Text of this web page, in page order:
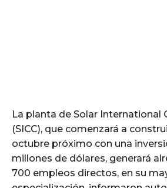
La planta de Solar International
(SICC), que comenzará a
octubre próximo con una
millones de dólares, generará
700 empleos directos, en su